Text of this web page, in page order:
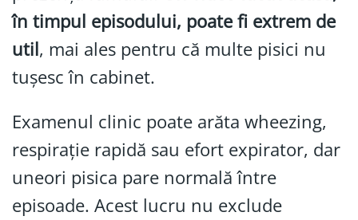
în timpul episodului, poate fi extrem de
util, mai ales pentru că multe pisici nu
tușesc în cabinet.
Examenul clinic poate arăta wheezing,
respirație rapidă sau efort expirator, dar
uneori pisica pare normală între
episoade. Acest lucru nu exclude